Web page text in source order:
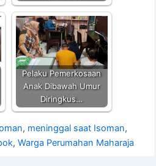
Pelaku Pemerkosaan
Anak Dibawah Umur
Diringkus…
, meninggal saat Isoman,
, Warga Perumahan Maharaja